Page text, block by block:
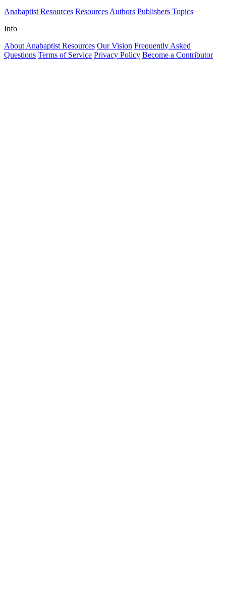
Anabaptist Resources Resources Authors Publishers Topics
Info
About Anabaptist Resources Our Vision Frequently Asked
Questions Terms of Service Privacy Policy Become a Contributor